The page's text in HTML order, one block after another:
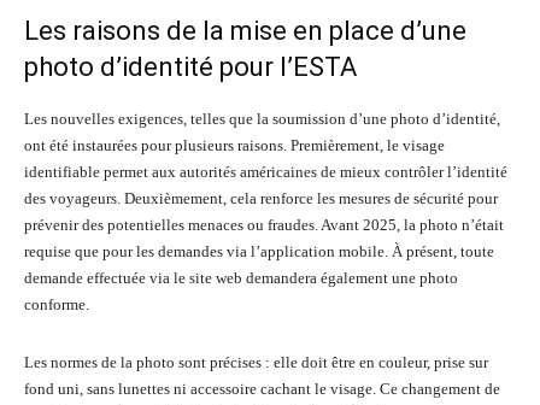
Les raisons de la mise en place d’une
photo d’identité pour l’ESTA
Les nouvelles exigences, telles que la soumission d’une photo d’identité,
ont été instaurées pour plusieurs raisons. Premièrement, le visage
identifiable permet aux autorités américaines de mieux contrôler l’identité
des voyageurs. Deuxièmement, cela renforce les mesures de sécurité pour
prévenir des potentielles menaces ou fraudes. Avant 2025, la photo n’était
requise que pour les demandes via l’application mobile. À présent, toute
demande effectuée via le site web demandera également une photo
conforme.
Les normes de la photo sont précises : elle doit être en couleur, prise sur
fond uni, sans lunettes ni accessoire cachant le visage. Ce changement de